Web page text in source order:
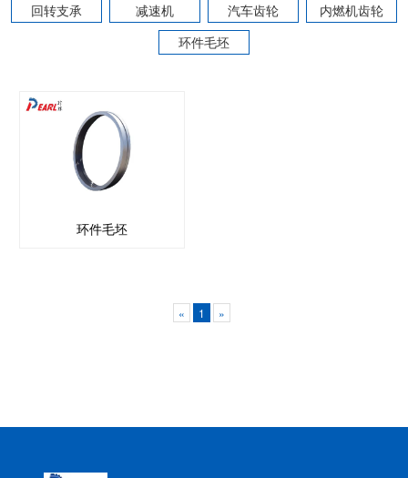
回转支承 减速机 汽车齿轮
内燃机齿轮
环件毛坯
环件毛坯
« 1 »